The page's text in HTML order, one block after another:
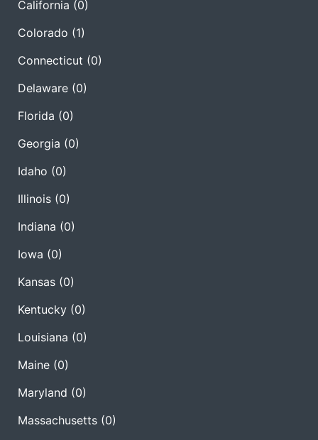
California (0)
Colorado (1)
Connecticut (0)
Delaware (0)
Florida (0)
Georgia (0)
Idaho (0)
Illinois (0)
Indiana (0)
Iowa (0)
Kansas (0)
Kentucky (0)
Louisiana (0)
Maine (0)
Maryland (0)
Massachusetts (0)